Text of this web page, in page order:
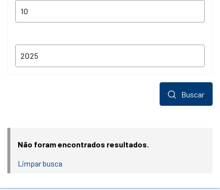
Buscar
Não foram encontrados resultados.
Limpar busca